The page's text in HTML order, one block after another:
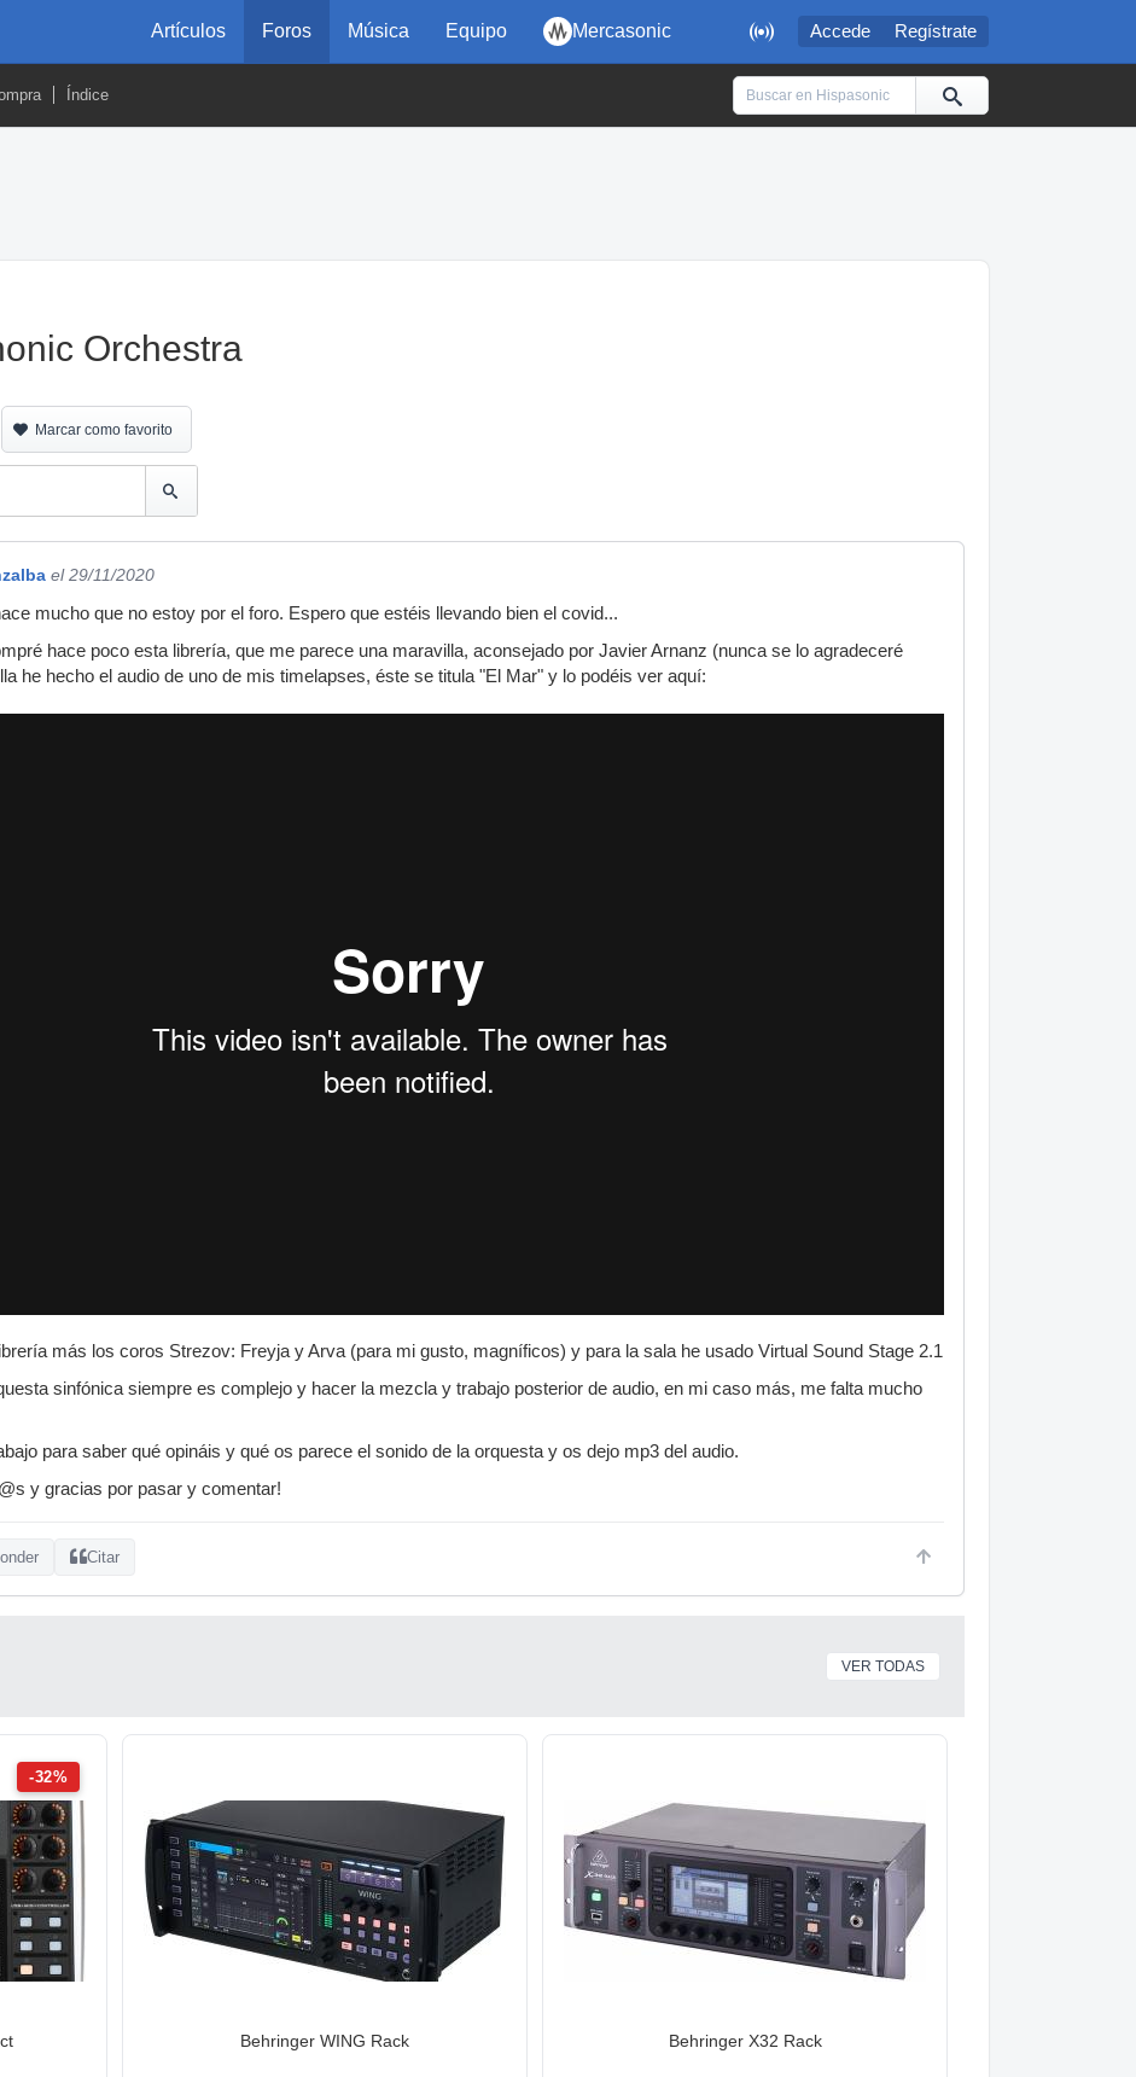
 Accede Regístrate
Artículos Foros Música Equipo Mercasonic
Índice
Orchestra
Marcar como favorito
el 29/11/2020
mucho que no estoy por el foro. Espero que estéis llevando bien el covid...
hace poco esta librería, que me parece una maravilla, aconsejado por Javier Arnanz (nunca se lo agradeceré
he hecho el audio de uno de mis timelapses, éste se titula "El Mar" y lo podéis ver aquí:
más los coros Strezov: Freyja y Arva (para mi gusto, magníficos) y para la sala he usado Virtual Sound Stage 2.1
sinfónica siempre es complejo y hacer la mezcla y trabajo posterior de audio, en mi caso más, me falta mucho
para saber qué opináis y qué os parece el sonido de la orquesta y os dejo mp3 del audio.
y gracias por pasar y comentar!
Citar
VER TODAS
-32%
Behringer WING Rack Behringer X32 Rack